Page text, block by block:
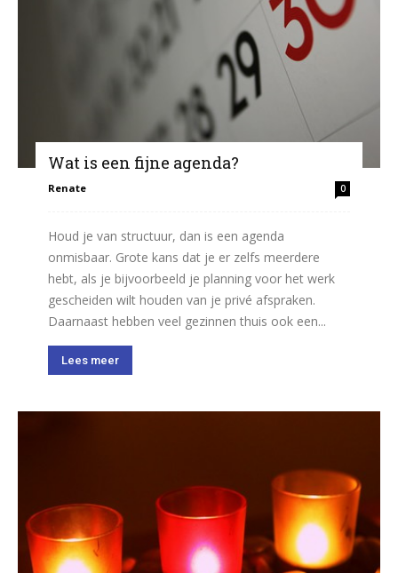
Wat is een fijne agenda?
Renate 0
Houd je van structuur, dan is een agenda
onmisbaar. Grote kans dat je er zelfs meerdere
hebt, als je bijvoorbeeld je planning voor het werk
gescheiden wilt houden van je privé afspraken.
Daarnaast hebben veel gezinnen thuis ook een...
Lees meer